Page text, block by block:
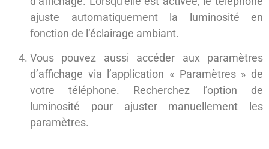
ajuste automatiquement la luminosité en
fonction de l’éclairage ambiant.
Vous pouvez aussi accéder aux paramètres
d’affichage via l’application « Paramètres » de
votre téléphone. Recherchez l’option de
luminosité pour ajuster manuellement les
paramètres.